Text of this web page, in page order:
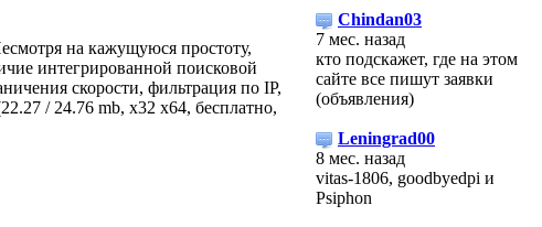
на кажущуюся простоту,
интегрированной поисковой
скорости, фильтрация по IP,
/ 24.76 mb, х32 х64, бесплатно,
Chindan03
7 мес. назад
кто подскажет, где на этом
сайте все пишут заявки
(объявления)
Leningrad00
8 мес. назад
vitas-1806, goodbyedpi и
Psiphon